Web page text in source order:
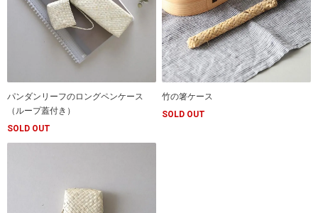
パンダンリーフのロングペンケース
（ループ蓋付き）
SOLD OUT
竹の箸ケース
SOLD OUT